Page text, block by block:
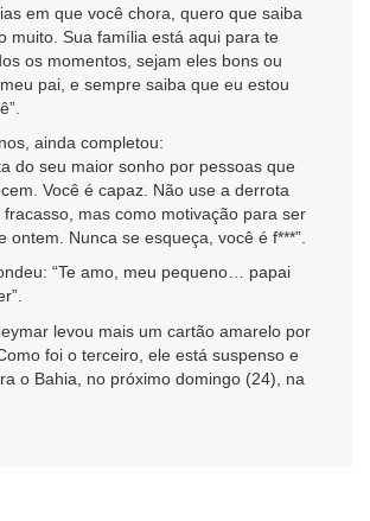
em que você chora, quero que saiba
muito. Sua família está aqui para te
os momentos, sejam eles bons ou
pai, e sempre saiba que eu estou
ainda completou:
do seu maior sonho por pessoas que
Você é capaz. Não use a derrota
mas como motivação para ser
ontem. Nunca se esqueça, você é f***”.
“Te amo, meu pequeno… papai
levou mais um cartão amarelo por
foi o terceiro, ele está suspenso e
o Bahia, no próximo domingo (24), na